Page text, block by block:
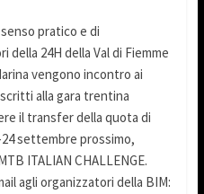
pratico e di
24H della Val di Fiemme
vengono incontro ai
alla gara trentina
il transfer della quota di
settembre prossimo,
ITALIAN CHALLENGE.
agli organizzatori della BIM: